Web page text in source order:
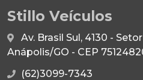
Stillo Veículos
Av. Brasil Sul, 4130 -
Anápolis/GO - CEP
(62)3099-7343